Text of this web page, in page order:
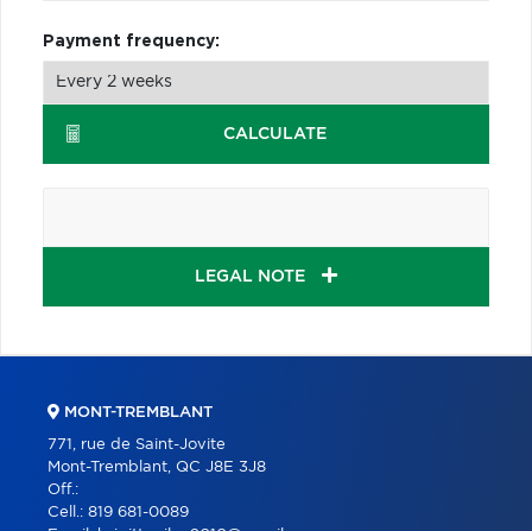
Payment frequency:
CALCULATE
LEGAL NOTE
MONT-TREMBLANT
771, rue de Saint-Jovite
Mont-Tremblant, QC J8E 3J8
Off.:
Cell.: 819 681-0089